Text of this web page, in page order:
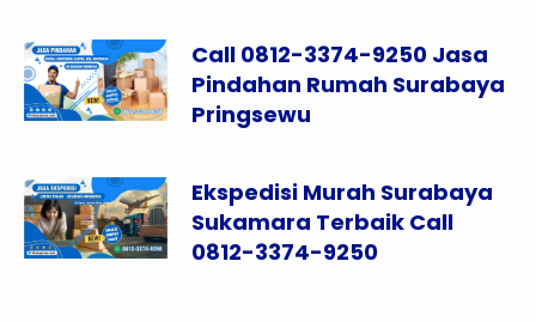
Call 0812-3374-9250 Jasa
Pindahan Rumah Surabaya
Pringsewu
Ekspedisi Murah Surabaya
Sukamara Terbaik Call
0812-3374-9250